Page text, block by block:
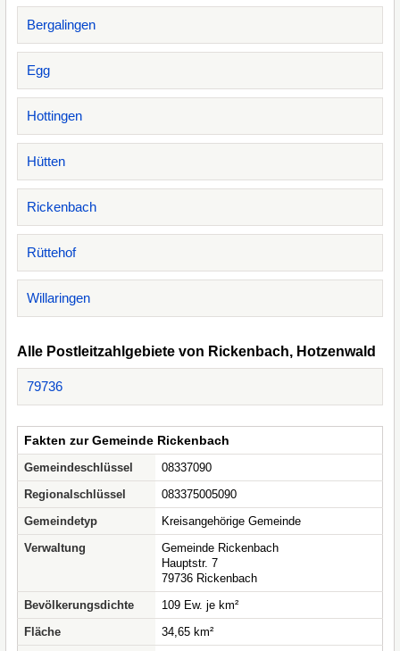
Bergalingen
Egg
Hottingen
Hütten
Rickenbach
Rüttehof
Willaringen
Alle Postleitzahlgebiete von Rickenbach, Hotzenwald
79736
Fakten zur Gemeinde Rickenbach
Gemeindeschlüssel
08337090
Regionalschlüssel
083375005090
Gemeindetyp
Kreisangehörige Gemeinde
Verwaltung
Gemeinde Rickenbach
Hauptstr. 7
79736 Rickenbach
Bevölkerungsdichte
109 Ew. je km²
Fläche
34,65 km²